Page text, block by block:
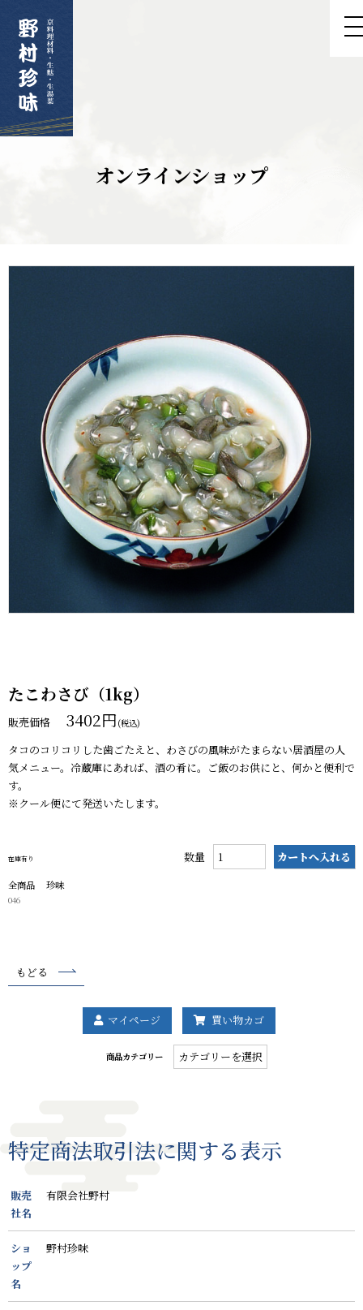
オンラインショップ
たこわさび（1kg）
販売価格 3402円 (税込)
タコのコリコリした歯ごたえと、わさびの風味がたまらない居酒屋の人
気メニュー。冷蔵庫にあれば、酒の肴に。ご飯のお供にと、何かと便利で
す。
※クール便にて発送いたします。
在庫有り 数量
全商品 珍味
046
もどる
マイページ 買い物カゴ
商品カテゴリー
商
品
リ
ー
特定商法取引法に関する表示
販売
社名
有限会社野村
ショ
ップ
名
野村珍味